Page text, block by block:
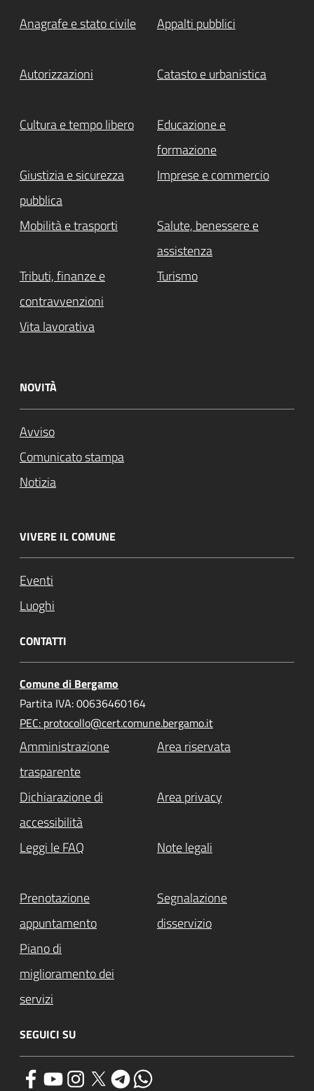
Anagrafe e stato civile Appalti pubblici
Autorizzazioni Catasto e urbanistica
Cultura e tempo libero
Educazione e
formazione
Giustizia e sicurezza
pubblica
Imprese e commercio
Mobilità e trasporti
Salute, benessere e
assistenza
Tributi, finanze e
contravvenzioni
Turismo
Vita lavorativa
NOVITÀ
Avviso
Comunicato stampa
Notizia
VIVERE IL COMUNE
Eventi
Luoghi
CONTATTI
Comune di Bergamo
Partita IVA: 00636460164
PEC: protocollo@cert.comune.bergamo.it
Amministrazione
trasparente
Area riservata
Dichiarazione di
accessibilità
Area privacy
Leggi le FAQ Note legali
Prenotazione
appuntamento
Segnalazione
disservizio
Piano di
miglioramento dei
servizi
SEGUICI SU